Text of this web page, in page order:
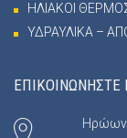
ΗΛΙΑΚΟΙ
ΥΔΡΑΥΛΙΚΑ –
Ηρώων